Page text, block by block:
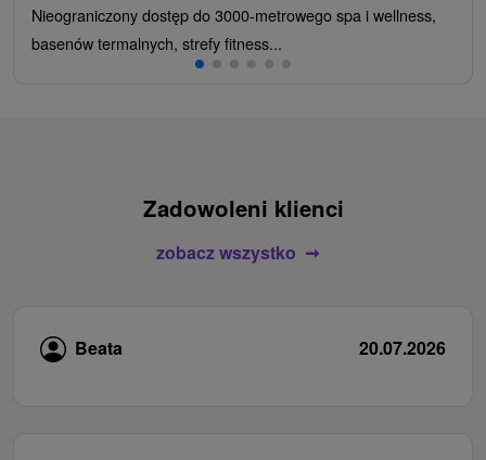
Nieograniczony dostęp do 3000-metrowego spa i wellness,
basenów termalnych, strefy fitness...
Zadowoleni klienci
zobacz wszystko
Beata 20.07.2026